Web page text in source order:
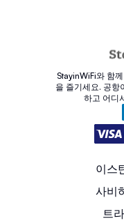
StayinWiFi와 함
을 즐기세요. 공항
하고 어디
이스
사비
트